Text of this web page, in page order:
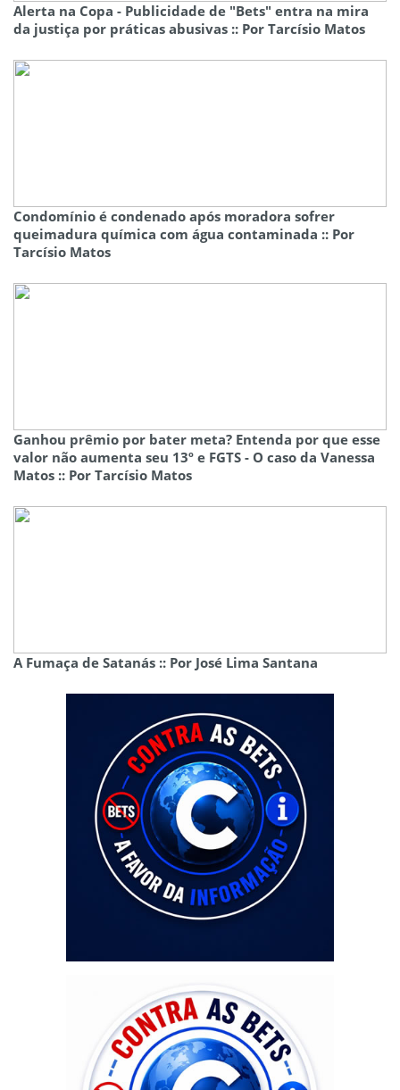
Alerta na Copa - Publicidade de "Bets" entra na mira
da justiça por práticas abusivas :: Por Tarcísio Matos
Condomínio é condenado após moradora sofrer
queimadura química com água contaminada :: Por
Tarcísio Matos
Ganhou prêmio por bater meta? Entenda por que esse
valor não aumenta seu 13º e FGTS - O caso da Vanessa
Matos :: Por Tarcísio Matos
A Fumaça de Satanás :: Por José Lima Santana